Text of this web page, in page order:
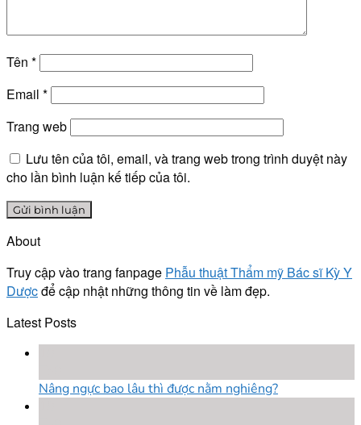
Tên *
Email *
Trang web
Lưu tên của tôi, email, và trang web trong trình duyệt này
cho lần bình luận kế tiếp của tôi.
About
Truy cập vào trang fanpage Phẫu thuật Thẩm mỹ Bác sĩ Kỳ Y
Dượcđể cập nhật những thông tin về làm đẹp.
Latest Posts
Nâng ngực bao lâu thì được nằm nghiêng?